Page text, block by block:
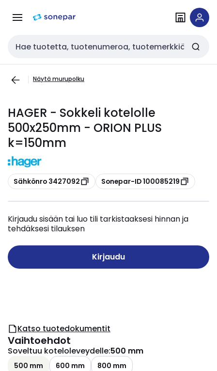
navigointiinsisältöön
Haku
Näytä murupolku
HAGER - Sokkeli kotelolle
500x250mm - ORION PLUS
k=150mm
Kopioi
Sähkönro 3427092 Kopioi
Sonepar-ID 100085219
Kirjaudu sisään tai luo tili tarkistaaksesi hinnan ja
tehdäksesi tilauksen
Kirjaudu
Katso tuotedokumentit
Vaihtoehdot
Soveltuu koteloleveydelle:500 mm
500 mm 600 mm 800 mm